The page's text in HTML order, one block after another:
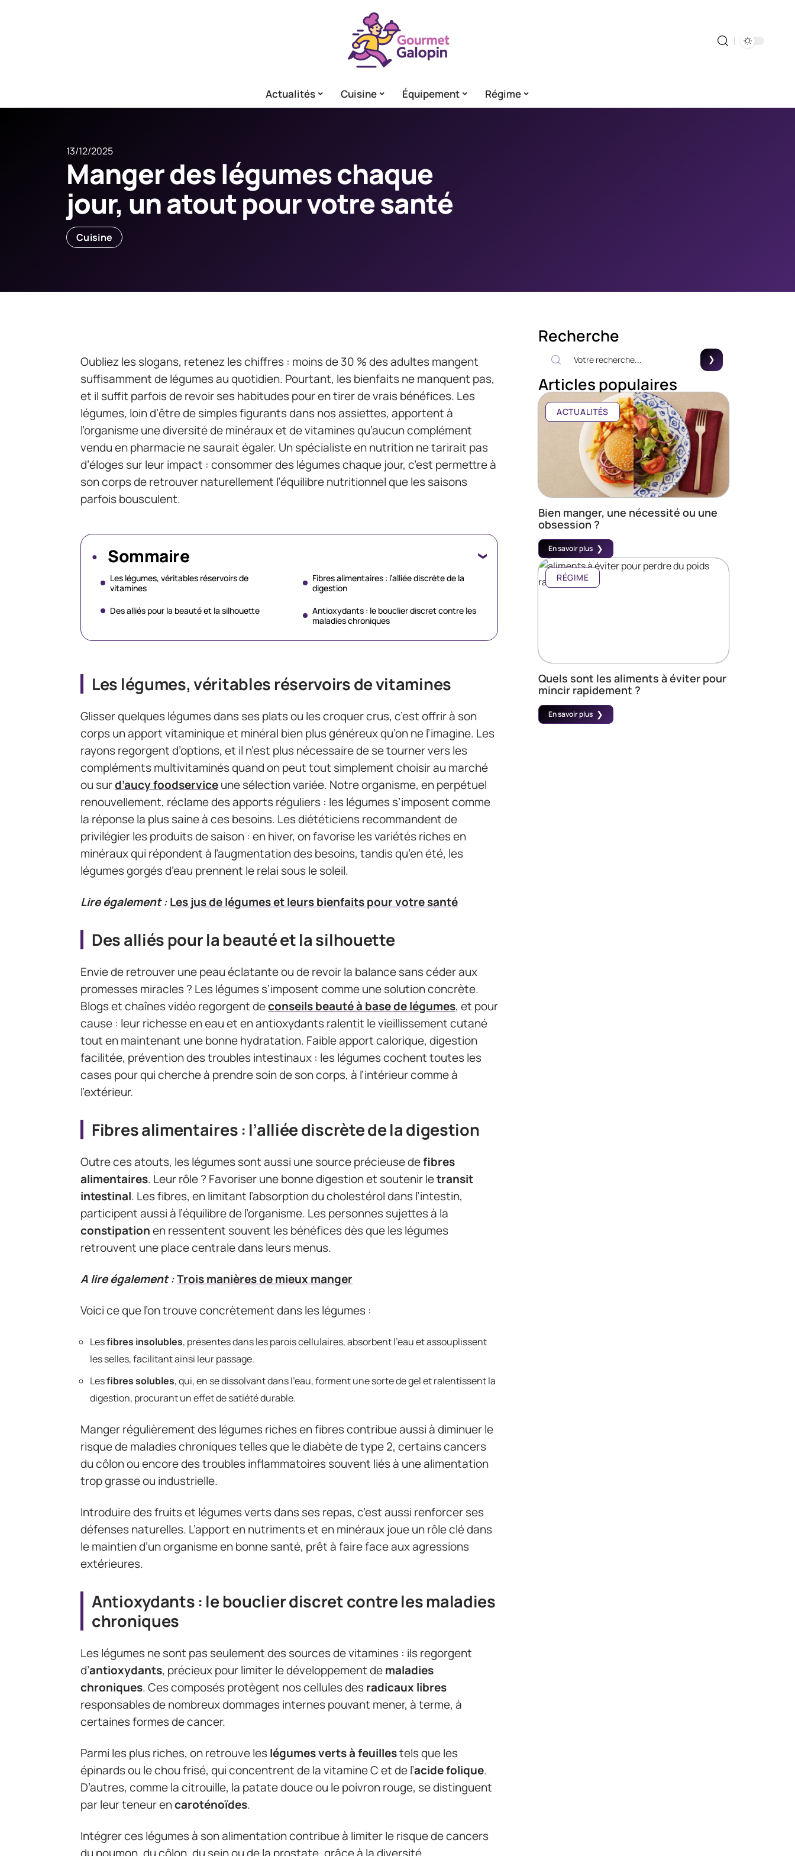
Actualités Cuisine Équipement Régime
13/12/2025
Manger des légumes chaque
jour, un atout pour votre santé
Cuisine
Oubliez les slogans, retenez les chiffres : moins de 30 % des adultes mangent
suffisamment de légumes au quotidien. Pourtant, les bienfaits ne manquent pas,
et il suffit parfois de revoir ses habitudes pour en tirer de vrais bénéfices. Les
légumes, loin d’être de simples figurants dans nos assiettes, apportent à
l’organisme une diversité de minéraux et de vitamines qu’aucun complément
vendu en pharmacie ne saurait égaler. Un spécialiste en nutrition ne tarirait pas
d’éloges sur leur impact : consommer des légumes chaque jour, c’est permettre à
son corps de retrouver naturellement l’équilibre nutritionnel que les saisons
parfois bousculent.
Sommaire
Les légumes, véritables réservoirs de
vitamines
Des alliés pour la beauté et la silhouette
Fibres alimentaires : l’alliée discrète de la
digestion
Antioxydants : le bouclier discret contre les
maladies chroniques
Les légumes, véritables réservoirs de vitamines
Glisser quelques légumes dans ses plats ou les croquer crus, c’est offrir à son
corps un apport vitaminique et minéral bien plus généreux qu’on ne l’imagine. Les
rayons regorgent d’options, et il n’est plus nécessaire de se tourner vers les
compléments multivitaminés quand on peut tout simplement choisir au marché
ou surd’aucy foodserviceune sélection variée. Notre organisme, en perpétuel
renouvellement, réclame des apports réguliers : les légumes s’imposent comme
la réponse la plus saine à ces besoins. Les diététiciens recommandent de
privilégier les produits de saison : en hiver, on favorise les variétés riches en
minéraux qui répondent à l’augmentation des besoins, tandis qu’en été, les
légumes gorgés d’eau prennent le relai sous le soleil.
Lire également :Les jus de légumes et leurs bienfaits pour votre santé
Des alliés pour la beauté et la silhouette
Envie de retrouver une peau éclatante ou de revoir la balance sans céder aux
promesses miracles ? Les légumes s’imposent comme une solution concrète.
Blogs et chaînes vidéo regorgent deconseils beauté à base de légumes, et pour
cause : leur richesse en eau et en antioxydants ralentit le vieillissement cutané
tout en maintenant une bonne hydratation. Faible apport calorique, digestion
facilitée, prévention des troubles intestinaux : les légumes cochent toutes les
cases pour qui cherche à prendre soin de son corps, à l’intérieur comme à
l’extérieur.
Fibres alimentaires : l’alliée discrète de la digestion
Outre ces atouts, les légumes sont aussi une source précieuse defibres
alimentaires. Leur rôle ? Favoriser une bonne digestion et soutenir letransit
intestinal. Les fibres, en limitant l’absorption du cholestérol dans l’intestin,
participent aussi à l’équilibre de l’organisme. Les personnes sujettes à la
constipationen ressentent souvent les bénéfices dès que les légumes
retrouvent une place centrale dans leurs menus.
A lire également :Trois manières de mieux manger
Voici ce que l’on trouve concrètement dans les légumes :
Lesfibres insolubles, présentes dans les parois cellulaires, absorbent l’eau et assouplissent
les selles, facilitant ainsi leur passage.
Lesfibres solubles, qui, en se dissolvant dans l’eau, forment une sorte de gel et ralentissent la
digestion, procurant un effet de satiété durable.
Manger régulièrement des légumes riches en fibres contribue aussi à diminuer le
risque de maladies chroniques telles que le diabète de type 2, certains cancers
du côlon ou encore des troubles inflammatoires souvent liés à une alimentation
trop grasse ou industrielle.
Introduire des fruits et légumes verts dans ses repas, c’est aussi renforcer ses
défenses naturelles. L’apport en nutriments et en minéraux joue un rôle clé dans
le maintien d’un organisme en bonne santé, prêt à faire face aux agressions
extérieures.
Antioxydants : le bouclier discret contre les maladies
chroniques
Les légumes ne sont pas seulement des sources de vitamines : ils regorgent
d’antioxydants, précieux pour limiter le développement demaladies
chroniques. Ces composés protègent nos cellules desradicaux libres
responsables de nombreux dommages internes pouvant mener, à terme, à
certaines formes de cancer.
Parmi les plus riches, on retrouve leslégumes verts à feuillestels que les
épinards ou le chou frisé, qui concentrent de la vitamine C et de l’acide folique.
D’autres, comme la citrouille, la patate douce ou le poivron rouge, se distinguent
par leur teneur encaroténoïdes.
Intégrer ces légumes à son alimentation contribue à limiter le risque de cancers
Recherche
Articles populaires
ACTUALITÉS
Bien manger, une nécessité ou une
obsession ?
En savoir plus
RÉGIME
Quels sont les aliments à éviter pour
mincir rapidement ?
En savoir plus